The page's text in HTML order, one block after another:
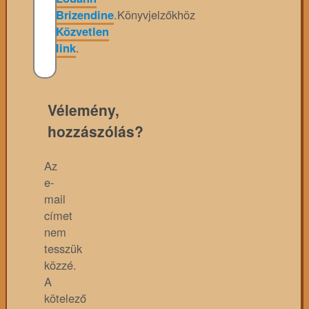
Brizendine.Könyvjelzőkhöz
Közvetlen
link.
Vélemény,
hozzászólás?
Az
e-
mail
címet
nem
tesszük
közzé.
A
kötelező